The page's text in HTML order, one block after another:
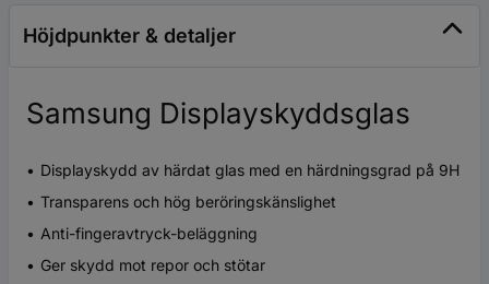
Höjdpunkter & detaljer
Samsung Displayskyddsglas
Displayskydd av härdat glas med en härdningsgrad på 9H
Transparens och hög beröringskänslighet
Anti-fingeravtryck-beläggning
Ger skydd mot repor och stötar